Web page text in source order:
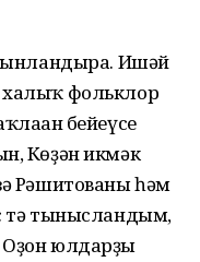
Ишәй
фольклор
бейеүсе
Көҙән икмәк
Рәшитованы һәм
тә тынысландым,
юлдарҙы